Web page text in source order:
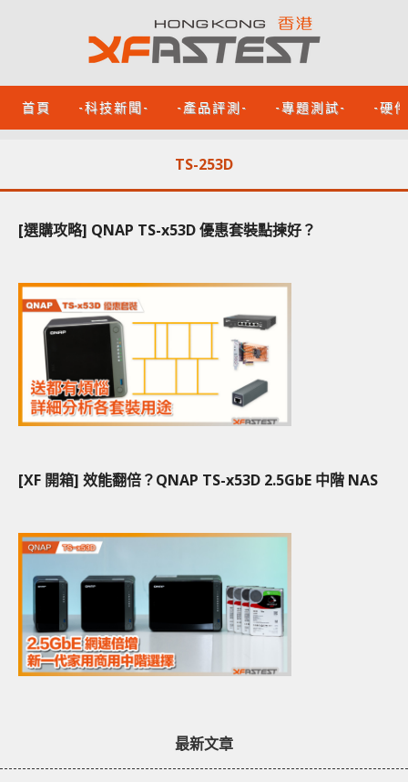
首頁 -科技新聞- -產品評測- -專題測試- -硬
TS-253D
[選購攻略] QNAP TS-x53D 優惠套裝點揀好？
[XF 開箱] 效能翻倍？QNAP TS-x53D 2.5GbE 中階 NAS
最新文章